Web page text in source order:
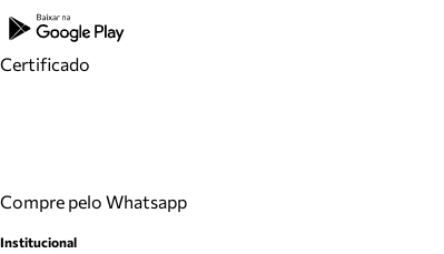
Certificado
Compre pelo Whatsapp
Institucional